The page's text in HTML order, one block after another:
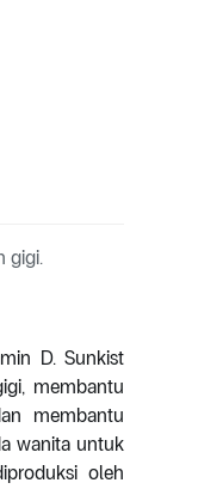
gigi.
D. Sunkist
membantu
membantu
wanita untuk
oleh